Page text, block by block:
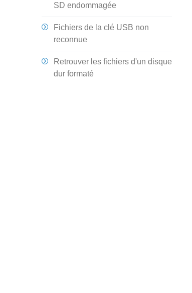
SD endommagée
Fichiers de la clé USB non
reconnue
Retrouver les fichiers d'un disque
dur formaté